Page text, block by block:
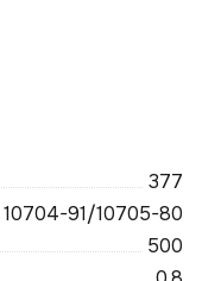
377
10704-91/10705-80
500